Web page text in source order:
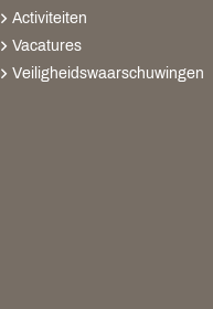
Activiteiten
Vacatures
Veiligheidswaarschuwingen